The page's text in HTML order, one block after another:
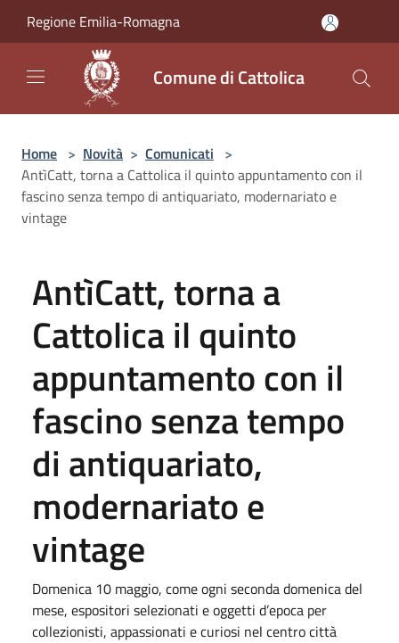
Regione Emilia-Romagna
Comune di Cattolica
Home > Novità > Comunicati >
AntìCatt, torna a Cattolica il quinto appuntamento con il
fascino senza tempo di antiquariato, modernariato e
vintage
AntìCatt, torna a
Cattolica il quinto
appuntamento con il
fascino senza tempo
di antiquariato,
modernariato e
vintage
Domenica 10 maggio, come ogni seconda domenica del
mese, espositori selezionati e oggetti d’epoca per
collezionisti, appassionati e curiosi nel centro città